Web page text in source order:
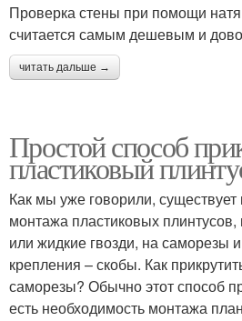
Проверка стены при помощи
считается самым дешевым и
читать дальше →
Простой способ
пластиковый
Как мы уже говорили, существует
монтажа пластиковых плинтусов,
или жидкие гвозди, на саморезы
крепления – скобы. Как
саморезы? Обычно этот способ
есть необходимость монтажа